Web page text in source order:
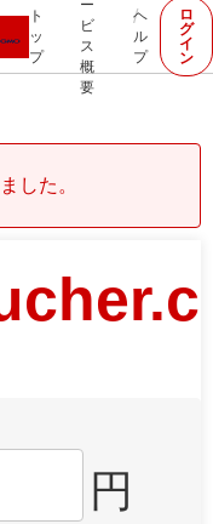
ト
ッ
プ
ー
ビ
ス
概
要
ヘ
ル
プ
ロ
グ
イ
ン
した。
円